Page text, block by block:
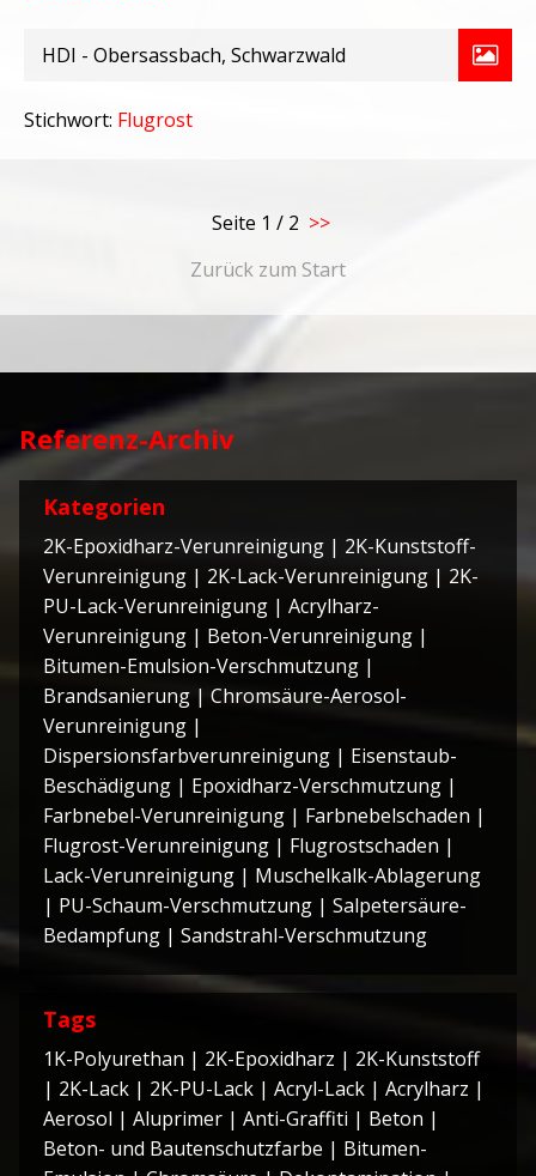
HDI - Obersassbach, Schwarzwald
Stichwort: Flugrost
Seite 1 / 2 >>
Zurück zum Start
Referenz-Archiv
Kategorien
2K-Epoxidharz-Verunreinigung | 2K-Kunststoff-
Verunreinigung | 2K-Lack-Verunreinigung | 2K-
PU-Lack-Verunreinigung | Acrylharz-
Verunreinigung | Beton-Verunreinigung |
Bitumen-Emulsion-Verschmutzung |
Brandsanierung | Chromsäure-Aerosol-
Verunreinigung |
Dispersionsfarbverunreinigung | Eisenstaub-
Beschädigung | Epoxidharz-Verschmutzung |
Farbnebel-Verunreinigung | Farbnebelschaden |
Flugrost-Verunreinigung | Flugrostschaden |
Lack-Verunreinigung | Muschelkalk-Ablagerung
| PU-Schaum-Verschmutzung | Salpetersäure-
Bedampfung | Sandstrahl-Verschmutzung
Tags
1K-Polyurethan | 2K-Epoxidharz | 2K-Kunststoff
| 2K-Lack | 2K-PU-Lack | Acryl-Lack | Acrylharz |
Aerosol | Aluprimer | Anti-Graffiti | Beton |
Beton- und Bautenschutzfarbe | Bitumen-